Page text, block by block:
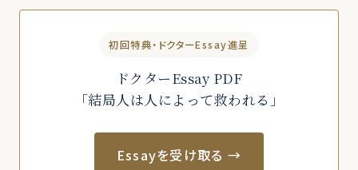
初回特典・ドクターEssay進呈
ドクターEssay PDF
「結局人は人によって救われる」
Essayを受け取る →